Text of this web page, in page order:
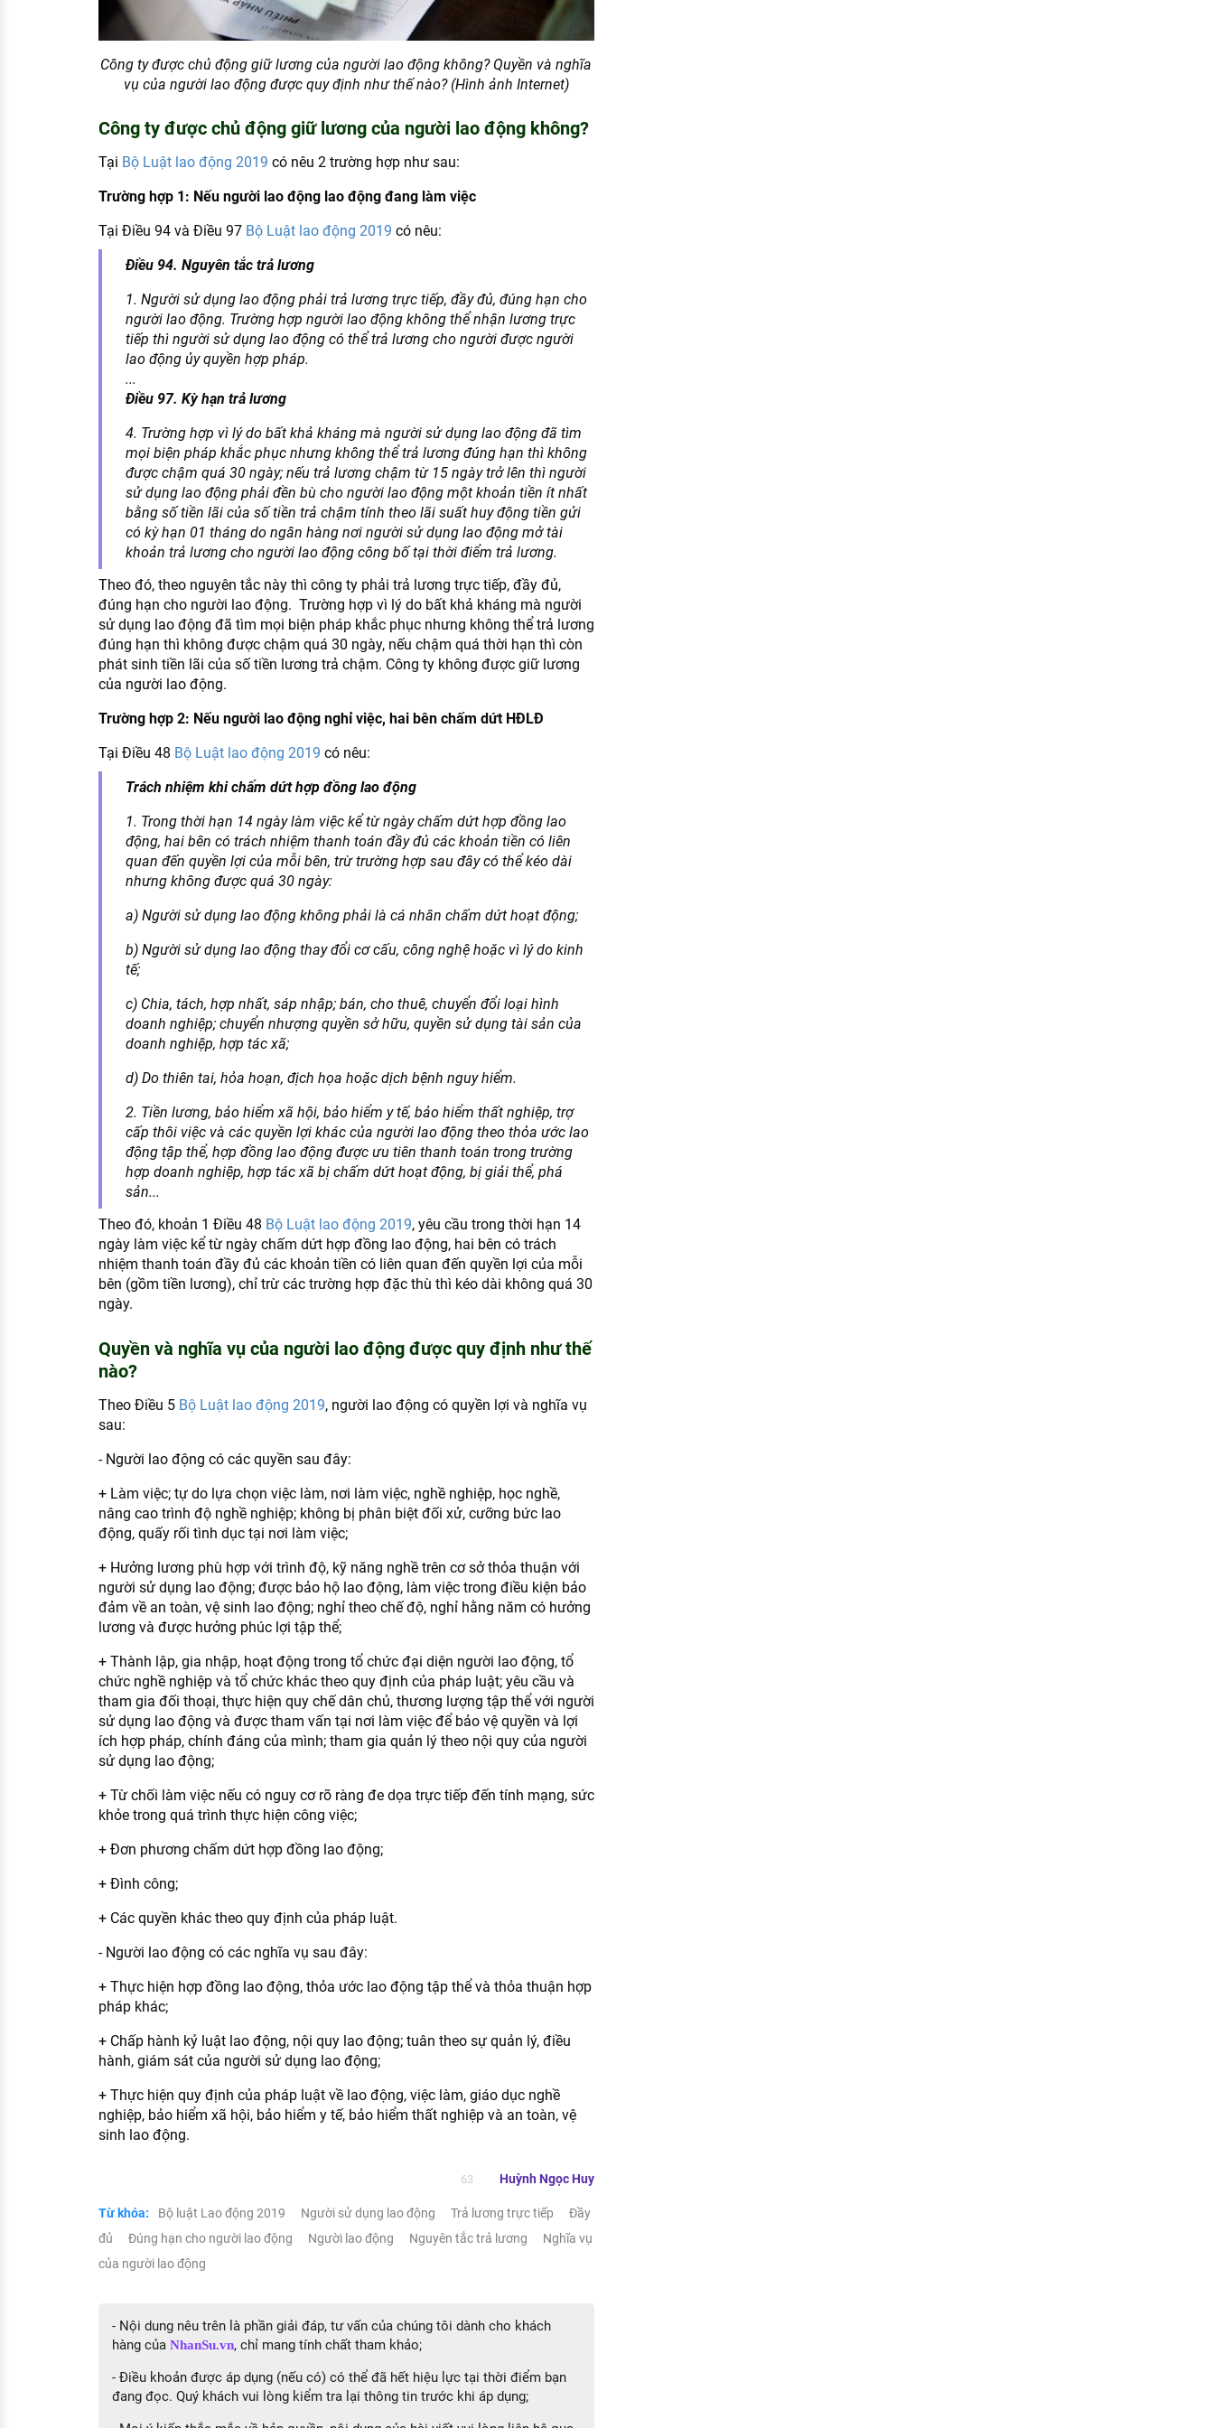
Công ty được chủ động giữ lương của người lao động không? Quyền và nghĩa
vụ của người lao động được quy định như thế nào? (Hình ảnh Internet)
Công ty được chủ động giữ lương của người lao động không?
Tại Bộ Luật lao động 2019 có nêu 2 trường hợp như sau:
Trường hợp 1: Nếu người lao động lao động đang làm việc
Tại Điều 94 và Điều 97 Bộ Luật lao động 2019 có nêu:
Điều 94. Nguyên tắc trả lương
1. Người sử dụng lao động phải trả lương trực tiếp, đầy đủ, đúng hạn cho
người lao động. Trường hợp người lao động không thể nhận lương trực
tiếp thì người sử dụng lao động có thể trả lương cho người được người
lao động ủy quyền hợp pháp.
...
Điều 97. Kỳ hạn trả lương
4. Trường hợp vì lý do bất khả kháng mà người sử dụng lao động đã tìm
mọi biện pháp khắc phục nhưng không thể trả lương đúng hạn thì không
được chậm quá 30 ngày; nếu trả lương chậm từ 15 ngày trở lên thì người
sử dụng lao động phải đền bù cho người lao động một khoản tiền ít nhất
bằng số tiền lãi của số tiền trả chậm tính theo lãi suất huy động tiền gửi
có kỳ hạn 01 tháng do ngân hàng nơi người sử dụng lao động mở tài
khoản trả lương cho người lao động công bố tại thời điểm trả lương.
Theo đó, theo nguyên tắc này thì công ty phải trả lương trực tiếp, đầy đủ,
đúng hạn cho người lao động. Trường hợp vì lý do bất khả kháng mà người
sử dụng lao động đã tìm mọi biện pháp khắc phục nhưng không thể trả lương
đúng hạn thì không được chậm quá 30 ngày, nếu chậm quá thời hạn thì còn
phát sinh tiền lãi của số tiền lương trả chậm. Công ty không được giữ lương
của người lao động.
Trường hợp 2: Nếu người lao động nghỉ việc, hai bên chấm dứt HĐLĐ
Tại Điều 48 Bộ Luật lao động 2019 có nêu:
Trách nhiệm khi chấm dứt hợp đồng lao động
1. Trong thời hạn 14 ngày làm việc kể từ ngày chấm dứt hợp đồng lao
động, hai bên có trách nhiệm thanh toán đầy đủ các khoản tiền có liên
quan đến quyền lợi của mỗi bên, trừ trường hợp sau đây có thể kéo dài
nhưng không được quá 30 ngày:
a) Người sử dụng lao động không phải là cá nhân chấm dứt hoạt động;
b) Người sử dụng lao động thay đổi cơ cấu, công nghệ hoặc vì lý do kinh
tế;
c) Chia, tách, hợp nhất, sáp nhập; bán, cho thuê, chuyển đổi loại hình
doanh nghiệp; chuyển nhượng quyền sở hữu, quyền sử dụng tài sản của
doanh nghiệp, hợp tác xã;
d) Do thiên tai, hỏa hoạn, địch họa hoặc dịch bệnh nguy hiểm.
2. Tiền lương, bảo hiểm xã hội, bảo hiểm y tế, bảo hiểm thất nghiệp, trợ
cấp thôi việc và các quyền lợi khác của người lao động theo thỏa ước lao
động tập thể, hợp đồng lao động được ưu tiên thanh toán trong trường
hợp doanh nghiệp, hợp tác xã bị chấm dứt hoạt động, bị giải thể, phá
sản...
Theo đó, khoản 1 Điều 48 Bộ Luật lao động 2019, yêu cầu trong thời hạn 14
ngày làm việc kể từ ngày chấm dứt hợp đồng lao động, hai bên có trách
nhiệm thanh toán đầy đủ các khoản tiền có liên quan đến quyền lợi của mỗi
bên (gồm tiền lương), chỉ trừ các trường hợp đặc thù thì kéo dài không quá 30
ngày.
Quyền và nghĩa vụ của người lao động được quy định như thế
nào?
Theo Điều 5 Bộ Luật lao động 2019, người lao động có quyền lợi và nghĩa vụ
sau:
- Người lao động có các quyền sau đây:
+ Làm việc; tự do lựa chọn việc làm, nơi làm việc, nghề nghiệp, học nghề,
nâng cao trình độ nghề nghiệp; không bị phân biệt đối xử, cưỡng bức lao
động, quấy rối tình dục tại nơi làm việc;
+ Hưởng lương phù hợp với trình độ, kỹ năng nghề trên cơ sở thỏa thuận với
người sử dụng lao động; được bảo hộ lao động, làm việc trong điều kiện bảo
đảm về an toàn, vệ sinh lao động; nghỉ theo chế độ, nghỉ hằng năm có hưởng
lương và được hưởng phúc lợi tập thể;
+ Thành lập, gia nhập, hoạt động trong tổ chức đại diện người lao động, tổ
chức nghề nghiệp và tổ chức khác theo quy định của pháp luật; yêu cầu và
tham gia đối thoại, thực hiện quy chế dân chủ, thương lượng tập thể với người
sử dụng lao động và được tham vấn tại nơi làm việc để bảo vệ quyền và lợi
ích hợp pháp, chính đáng của mình; tham gia quản lý theo nội quy của người
sử dụng lao động;
+ Từ chối làm việc nếu có nguy cơ rõ ràng đe dọa trực tiếp đến tính mạng, sức
khỏe trong quá trình thực hiện công việc;
+ Đơn phương chấm dứt hợp đồng lao động;
+ Đình công;
+ Các quyền khác theo quy định của pháp luật.
- Người lao động có các nghĩa vụ sau đây:
+ Thực hiện hợp đồng lao động, thỏa ước lao động tập thể và thỏa thuận hợp
pháp khác;
+ Chấp hành kỷ luật lao động, nội quy lao động; tuân theo sự quản lý, điều
hành, giám sát của người sử dụng lao động;
+ Thực hiện quy định của pháp luật về lao động, việc làm, giáo dục nghề
nghiệp, bảo hiểm xã hội, bảo hiểm y tế, bảo hiểm thất nghiệp và an toàn, vệ
sinh lao động.
63 Huỳnh Ngọc Huy
Từ khóa: Bộ luật Lao động 2019 Người sử dụng lao động Trả lương trực tiếp
Đầy
đủ
Đúng hạn cho người lao động Người lao động Nguyên tắc trả lương
Nghĩa vụ
của người lao động
- Nội dung nêu trên là phần giải đáp, tư vấn của chúng tôi dành cho khách
hàng của NhanSu.vn, chỉ mang tính chất tham khảo;
- Điều khoản được áp dụng (nếu có) có thể đã hết hiệu lực tại thời điểm bạn
đang đọc. Quý khách vui lòng kiểm tra lại thông tin trước khi áp dụng;